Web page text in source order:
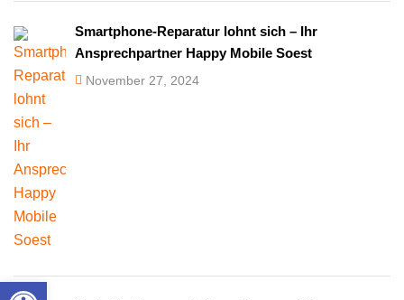
Werkzeugleiste öffnen
Smartphone-Reparatur lohnt sich – Ihr
Ansprechpartner Happy Mobile Soest
November 27, 2024